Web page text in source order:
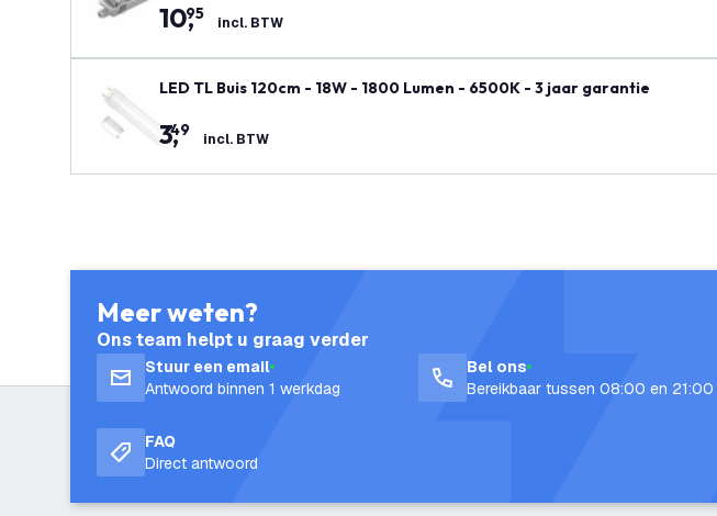
10,
95 incl. BTW
LED TL Buis 120cm - 18W - 1800 Lumen - 6500K - 3 jaar garantie
3,
49 incl. BTW
Meer weten?
Ons team helpt u graag verder
Stuur een email
Antwoord binnen 1 werkdag
Bel ons
Bereikbaar tussen 08:00 en 21:00
FAQ
Direct antwoord